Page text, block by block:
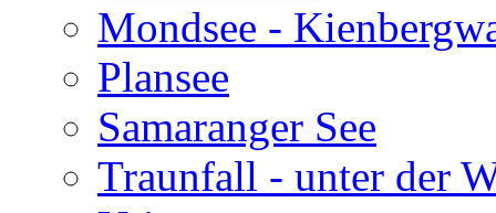
Mondsee -
Plansee
Samaranger See
Traunfall - unter der